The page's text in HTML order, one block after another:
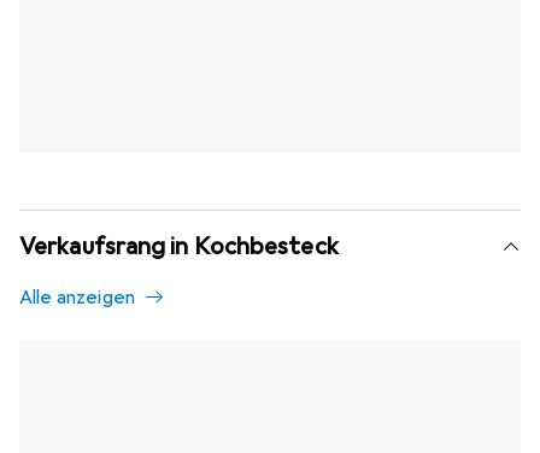
Verkaufsrang in Kochbesteck
Alle anzeigen